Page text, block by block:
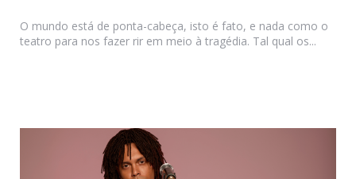
O mundo está de ponta-cabeça, isto é fato, e nada como o
teatro para nos fazer rir em meio à tragédia. Tal qual os...